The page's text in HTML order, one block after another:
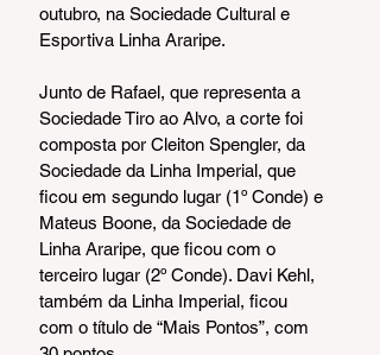
outubro, na Sociedade Cultural e
Esportiva Linha Araripe.
Junto de Rafael, que representa a
Sociedade Tiro ao Alvo, a corte foi
composta por Cleiton Spengler, da
Sociedade da Linha Imperial, que
ficou em segundo lugar (1º Conde) e
Mateus Boone, da Sociedade de
Linha Araripe, que ficou com o
terceiro lugar (2º Conde). Davi Kehl,
também da Linha Imperial, ficou
com o título de “Mais Pontos”, com